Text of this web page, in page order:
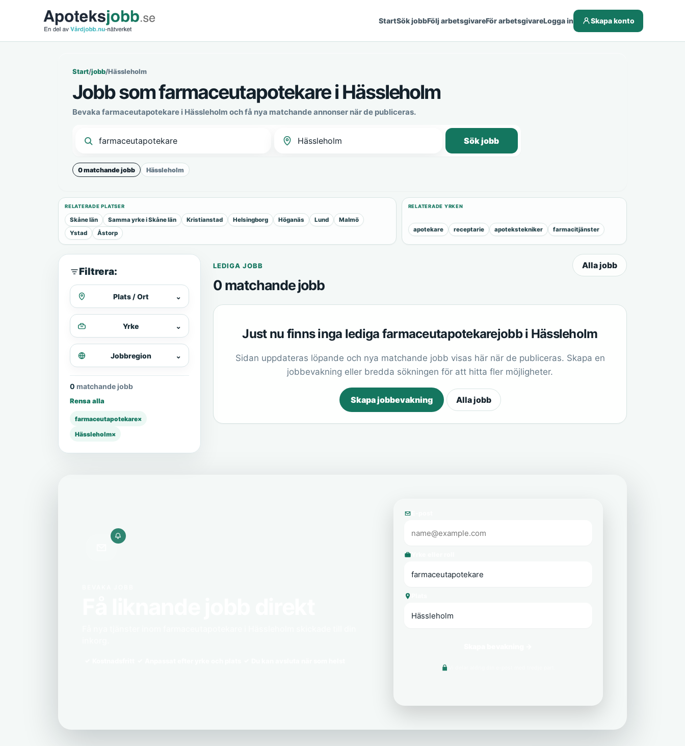
StartSök jobbFölj arbetsgivareFör arbetsgivareLogga in Skapa konto
Start/jobb/Hässleholm
Jobb som farmaceutapotekare i Hässleholm
Bevaka farmaceutapotekare i Hässleholm och få nya matchande annonser när de publiceras.
Sök jobb
0 matchande jobb Hässleholm
RELATERADE PLATSER
Skåne län Samma yrke i Skåne län Kristianstad Helsingborg Höganäs Lund
Malmö
Ystad
Åstorp
RELATERADE YRKEN
apotekare receptarie apotekstekniker farmacitjänster
Filtrera:
Plats / Ort ⌄
Yrke ⌄
Jobbregion ⌄
0 matchande jobb
Rensa alla
farmaceutapotekare×
Hässleholm×
LEDIGA JOBB
0 matchande jobb
Alla jobb
Just nu finns inga lediga farmaceutapotekarejobb i Hässleholm
Sidan uppdateras löpande och nya matchande jobb visas här när de publiceras. Skapa en
jobbevakning eller bredda sökningen för att hitta fler möjligheter.
Skapa jobbevakning Alla jobb